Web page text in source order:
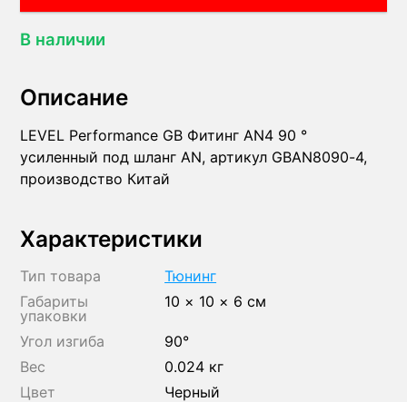
В наличии
Описание
LEVEL Performance GB Фитинг AN4 90 °
усиленный под шланг AN, артикул GBAN8090-4,
производство Китай
Характеристики
Тип товара
Тюнинг
Габариты
упаковки
10 × 10 × 6 см
Угол изгиба
90°
Вес
0.024 кг
Цвет
Черный